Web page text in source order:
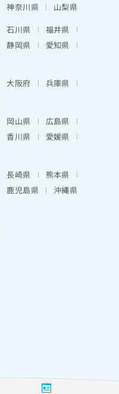
神奈川県
山梨県
石川県
福井県
静岡県
愛知県
大阪府
兵庫県
岡山県
広島県
香川県
愛媛県
長崎県
熊本県
鹿児島県 沖縄県